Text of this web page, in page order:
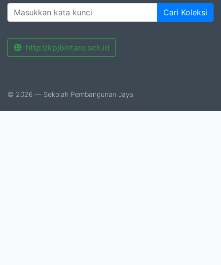
Cari Koleksi
http:\tkpjbintaro.sch.id
© 2026 — Sekolah Pembangunan Jaya